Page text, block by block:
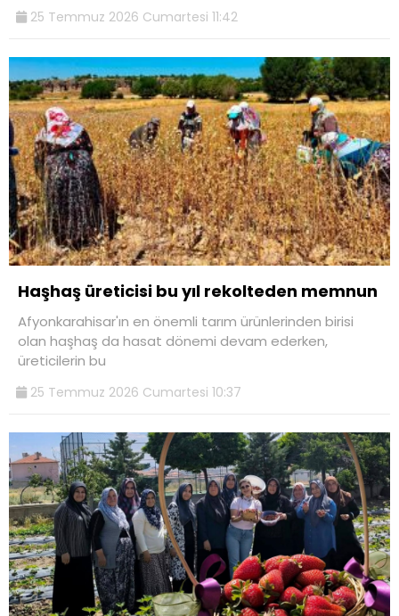
25 Temmuz 2026 Cumartesi 11:42
Haşhaş üreticisi bu yıl rekolteden memnun
Afyonkarahisar'ın en önemli tarım ürünlerinden birisi
olan haşhaş da hasat dönemi devam ederken,
üreticilerin bu
25 Temmuz 2026 Cumartesi 10:37